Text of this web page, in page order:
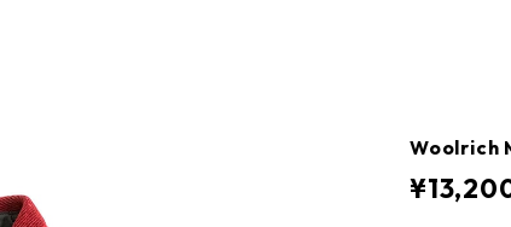
Woolrich